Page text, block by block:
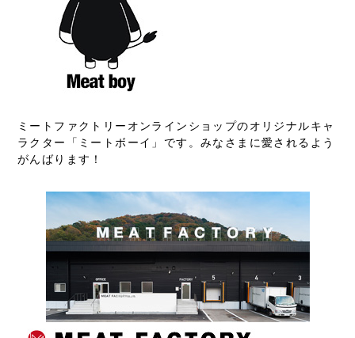
ミートファクトリーオンラインショップのオリジナルキャ
ラクター「ミートボーイ」です。みなさまに愛されるよう
がんばります！